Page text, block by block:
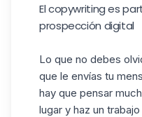
El copywriting es
prospección digital
Lo que no debes
que le envías tu
hay que pensar
lugar y haz un